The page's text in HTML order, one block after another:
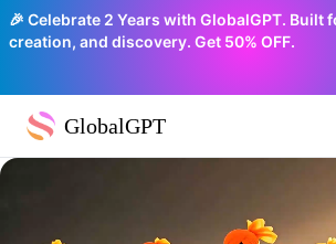
🎉 Celebrate 2 Years with GlobalGPT. Built
creation, and discovery. Get 50% OFF.
GlobalGPT